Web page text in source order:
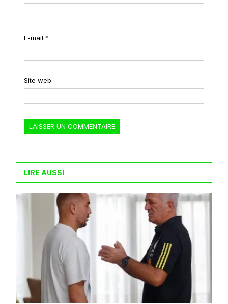
E-mail *
Site web
LIRE AUSSI